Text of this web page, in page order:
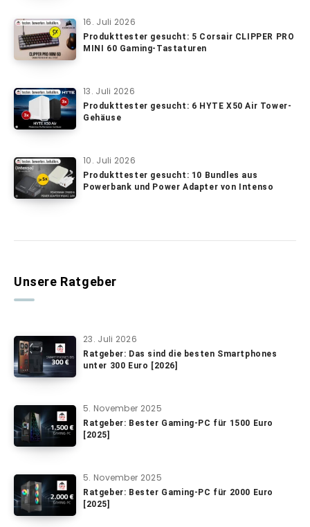
16. Juli 2026
Produkttester gesucht: 5 Corsair CLIPPER PRO
MINI 60 Gaming-Tastaturen
13. Juli 2026
Produkttester gesucht: 6 HYTE X50 Air Tower-
Gehäuse
10. Juli 2026
Produkttester gesucht: 10 Bundles aus
Powerbank und Power Adapter von Intenso
Unsere Ratgeber
23. Juli 2026
Ratgeber: Das sind die besten Smartphones
unter 300 Euro [2026]
5. November 2025
Ratgeber: Bester Gaming-PC für 1500 Euro
[2025]
5. November 2025
Ratgeber: Bester Gaming-PC für 2000 Euro
[2025]